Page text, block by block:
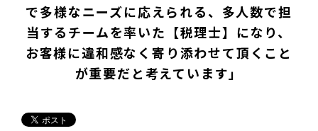
で多様なニーズに応えられる、多人数で担
当するチームを率いた【税理士】になり、
お客様に違和感なく寄り添わせて頂くこと
が重要だと考えています」